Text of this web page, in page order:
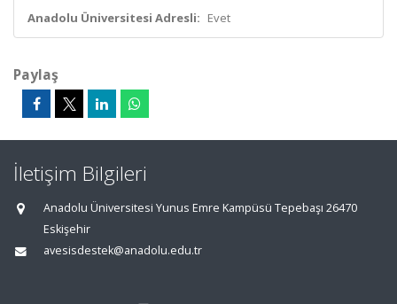
Anadolu Üniversitesi Adresli: Evet
Paylaş
İletişim Bilgileri
Anadolu Üniversitesi Yunus Emre Kampüsü Tepebaşı 26470
Eskişehir
avesisdestek@anadolu.edu.tr